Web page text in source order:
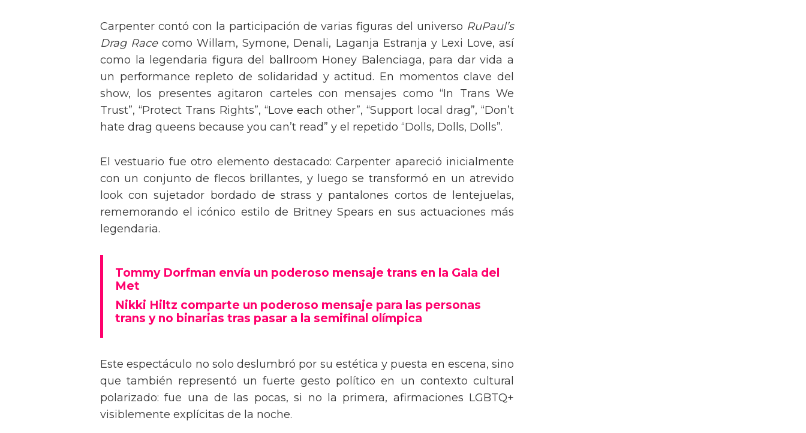
Carpenter contó con la participación de varias figuras del universo RuPaul’s
Drag Racecomo Willam, Symone, Denali, Laganja Estranja y Lexi Love, así
como la legendaria figura del ballroom Honey Balenciaga, para dar vida a
un performance repleto de solidaridad y actitud. En momentos clave del
show, los presentes agitaron carteles con mensajes como “In Trans We
Trust”, “Protect Trans Rights”, “Love each other”, “Support local drag”, “Don’t
hate drag queens because you can’t read” y el repetido “Dolls, Dolls, Dolls”.
El vestuario fue otro elemento destacado: Carpenter apareció inicialmente
con un conjunto de flecos brillantes, y luego se transformó en un atrevido
look con sujetador bordado de strass y pantalones cortos de lentejuelas,
rememorando el icónico estilo de Britney Spears en sus actuaciones más
legendaria.
Tommy Dorfman envía un poderoso mensaje trans en la Gala del
Met
Nikki Hiltz comparte un poderoso mensaje para las personas
trans y no binarias tras pasar a la semifinal olímpica
Este espectáculo no solo deslumbró por su estética y puesta en escena, sino
que también representó un fuerte gesto político en un contexto cultural
polarizado: fue una de las pocas, si no la primera, afirmaciones LGBTQ+
visiblemente explícitas de la noche.